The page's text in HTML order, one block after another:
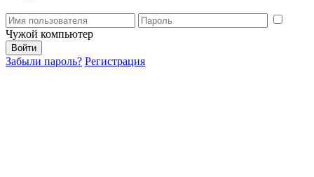
Чужой компьютер
Забыли пароль? Регистрация